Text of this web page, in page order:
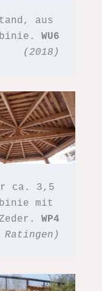
aus
WU6
(2018)
ca. 3,5
mit
Zeder. WP4